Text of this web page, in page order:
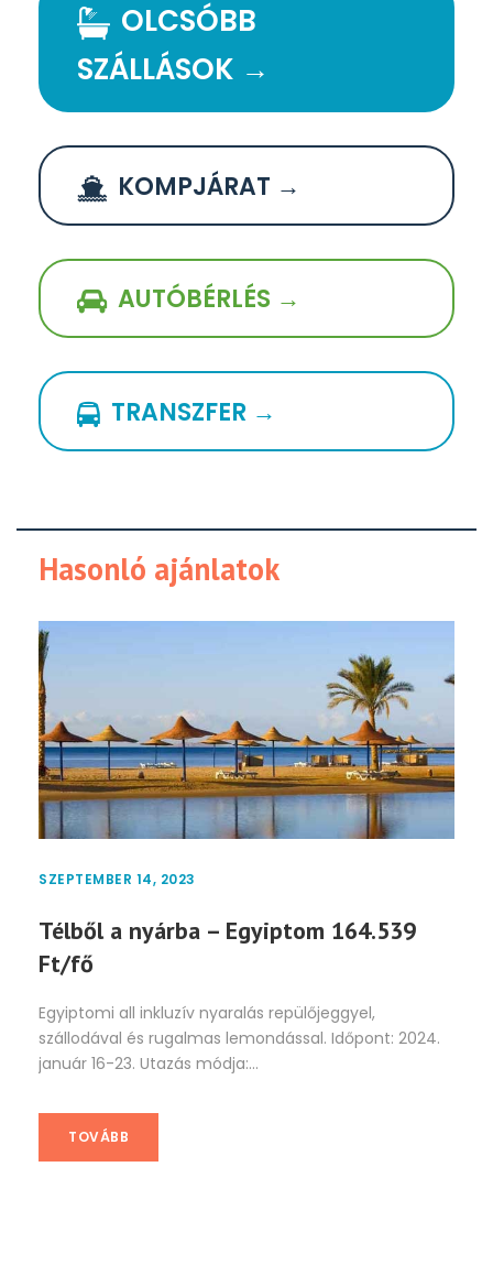
OLCSÓBB
SZÁLLÁSOK →
KOMPJÁRAT →
AUTÓBÉRLÉS →
TRANSZFER →
Hasonló ajánlatok
SZEPTEMBER 14, 2023
Télből a nyárba – Egyiptom 164.539
Ft/fő
Egyiptomi all inkluzív nyaralás repülőjeggyel,
szállodával és rugalmas lemondással. Időpont: 2024.
január 16-23. Utazás módja:...
TOVÁBB